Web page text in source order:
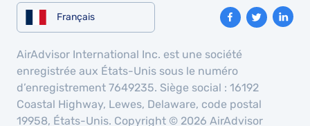
Français
AirAdvisor International Inc. est une société
enregistrée aux États-Unis sous le numéro
d’enregistrement 7649235. Siège social : 16192
Coastal Highway, Lewes, Delaware, code postal
19958, États-Unis. Copyright © 2026 AirAdvisor